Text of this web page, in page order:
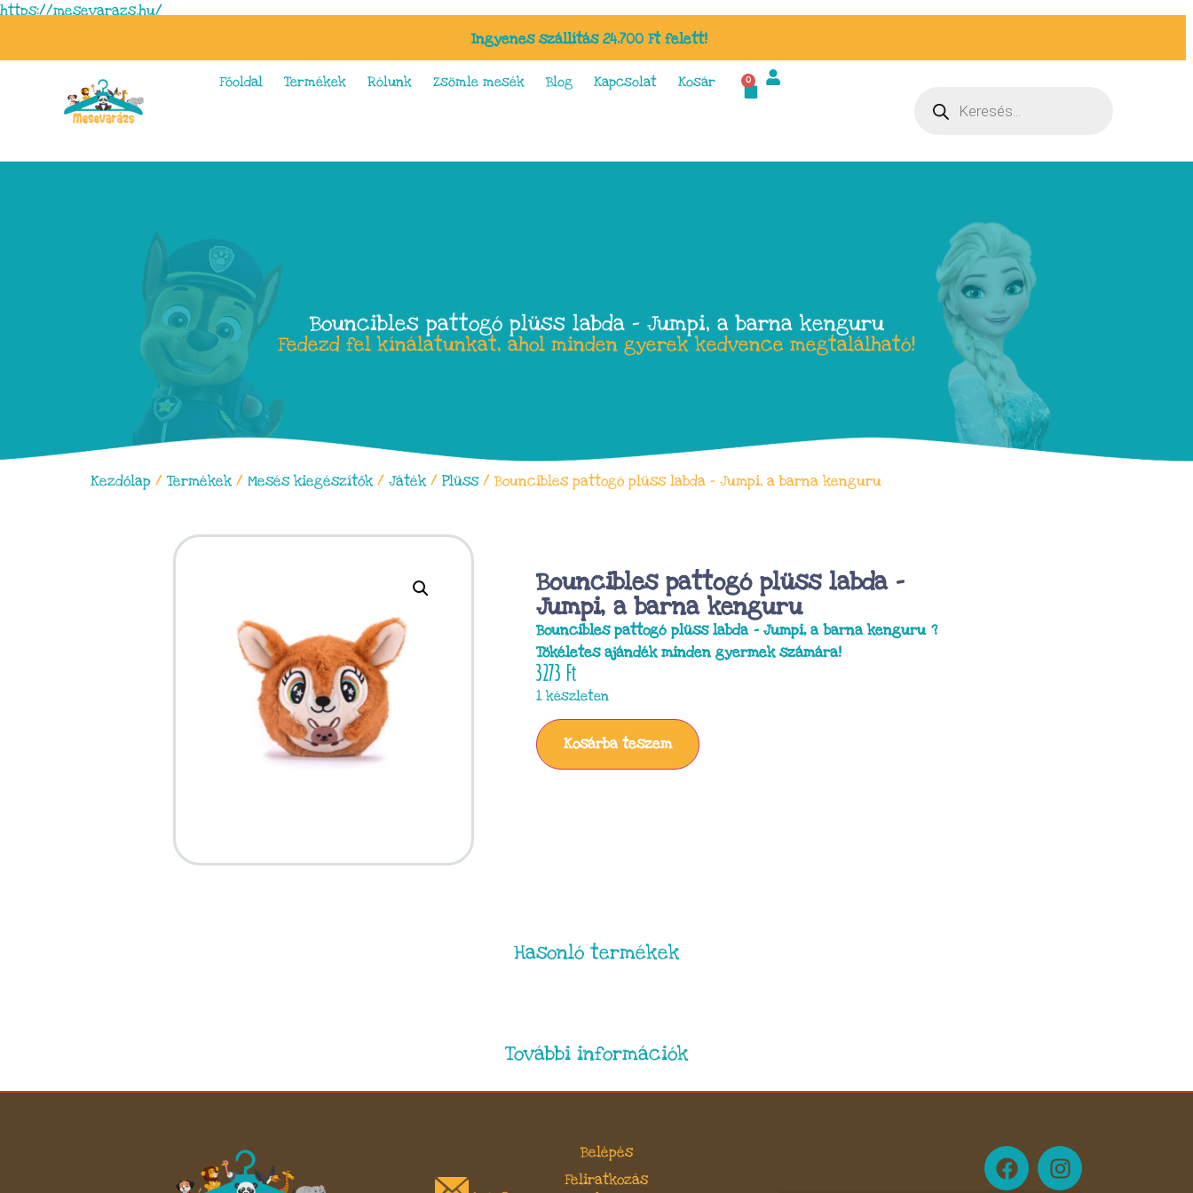
https://mesevarazs.hu/
Ingyenes szállítás 24.700 Ft felett!
Főoldal Termékek Rólunk Zsömle mesék Blog Kapcsolat Kosár 0
Bouncibles pattogó plüss labda – Jumpi, a barna kenguru
Fedezd fel kínálatunkat, ahol minden gyerek kedvence megtalálható!
Kezdőlap / Termékek / Mesés kiegészítők / Játék / Plüss / Bouncibles pattogó plüss labda – Jumpi, a barna kenguru
Bouncibles pattogó plüss labda –
Jumpi, a barna kenguru
Bouncibles pattogó plüss labda – Jumpi, a barna kenguru ?
Tökéletes ajándék minden gyermek számára!
3273 Ft
1 készleten
Kosárba teszem
Hasonló termékek
További információk
Belépés
Feliratkozás